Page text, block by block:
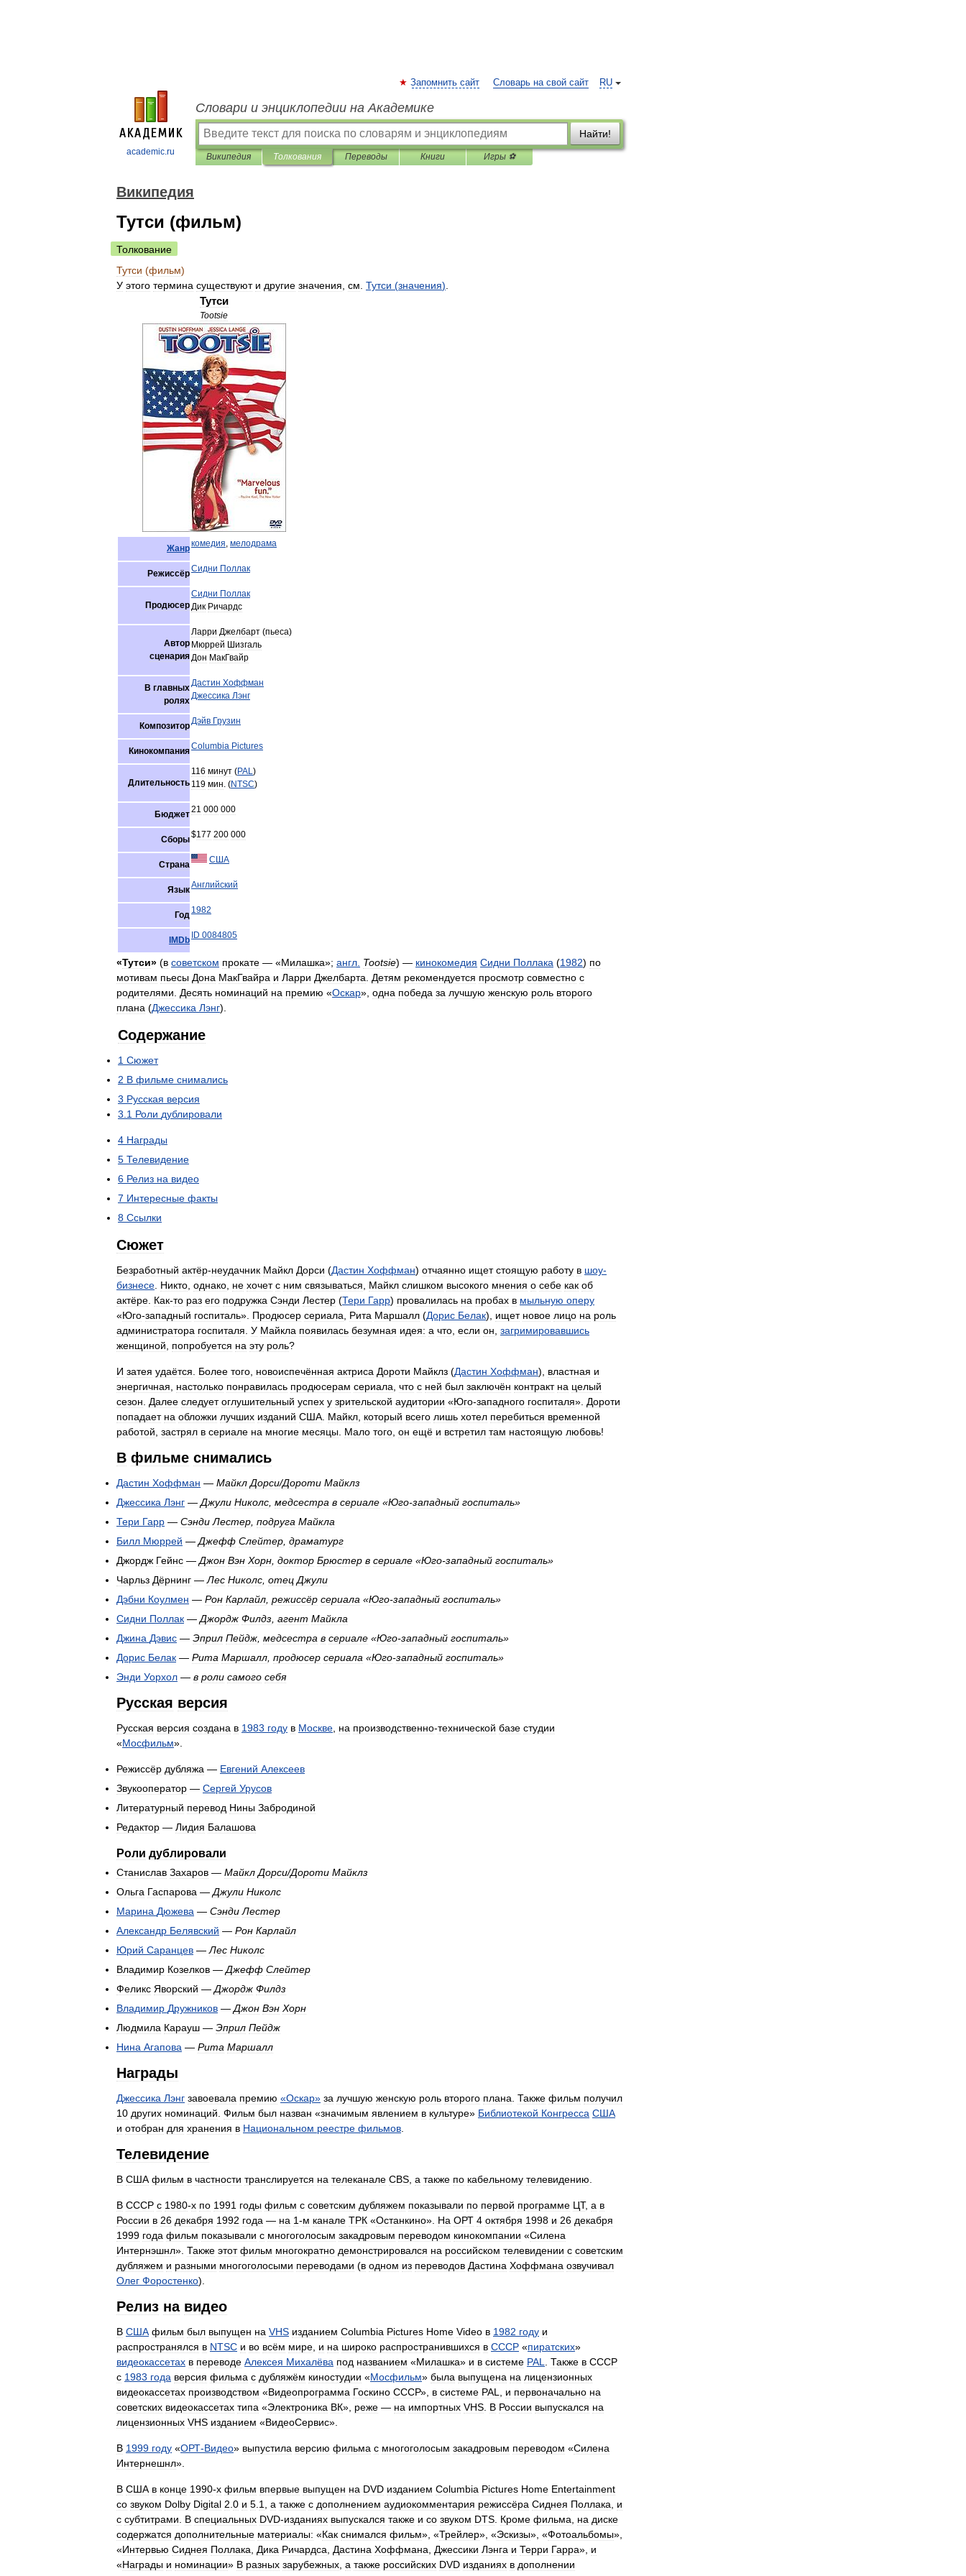
academic.ru
RU
Запомнить сайт Словарь на свой сайт
Словари и энциклопедии на Академике
Найти!
Википедия Толкования Переводы Книги Игры ⚽
Википедия
Тутси (фильм)
Толкование
Тутси (фильм)
У этого термина существуют и другие значения см Тутси (значения)
Тутси
Tootsie
Жанркомедия, мелодрама
РежиссёрСидни Поллак
Продюсер
Сидни Поллак
Дик Ричардс
Автор
сценария
Ларри Джелбарт (пьеса)
Мюррей Шизгаль
Дон МакГвайр
В главных
ролях
Дастин Хоффман
Джессика Лэнг
КомпозиторДэйв Грузин
КинокомпанияColumbia Pictures
Длительность
116 минут (PAL)
119 мин. (NTSC)
Бюджет21 000 000
Сборы$177 200 000
Страна США
ЯзыкАнглийский
Год 1982
IMDb ID 0084805
«Тутси» (в советском прокате — «Милашка»; англ Tootsie) — кинокомедия Сидни Поллака (1982) по
мотивам пьесы Дона МакГвайра и Ларри Джелбарта Детям рекомендуется просмотр совместно с
родителями
Десять номинаций на премию «Оскар», одна победа за лучшую женскую роль второго
плана (Джессика Лэнг).
Содержание
1 Сюжет
2 В фильме снимались
3 Русская версия
3 1 Роли дублировали
4 Награды
5 Телевидение
6 Релиз на видео
7 Интересные факты
8 Ссылки
Сюжет
Безработный актёр-неудачник Майкл Дорси (Дастин Хоффман) отчаянно ищет стоящую работу в шоу-
бизнесе Никто однако не хочет с ним связываться Майкл слишком высокого мнения о себе как об
актёре Как-то раз его подружка Сэнди Лестер (Тери Гарр) провалилась на пробах в мыльную оперу
«Юго-западный госпиталь». Продюсер сериала Рита Маршалл (Дорис Белак), ищет новое лицо на роль
администратора госпиталя У Майкла появилась безумная идея: а что если он загримировавшись
женщиной
попробуется на эту роль?
И затея удаётся Более того новоиспечённая актриса Дороти Майклз (Дастин Хоффман), властная и
энергичная
настолько понравилась продюсерам сериала что с ней был заключён контракт на целый
сезон
Далее следует оглушительный успех у зрительской аудитории «Юго-западного госпиталя». Дороти
попадает на обложки лучших изданий США Майкл который всего лишь хотел перебиться временной
работой застрял в сериале на многие месяцы Мало того он ещё и встретил там настоящую любовь!
В фильме снимались
Дастин Хоффман — Майкл Дорси/Дороти Майклз
Джессика Лэнг — Джули Николс медсестра в сериале «Юго-западный госпиталь»
Тери Гарр — Сэнди Лестер подруга Майкла
Билл Мюррей — Джефф Слейтер драматург
Джордж Гейнс — Джон Вэн Хорн доктор Брюстер в сериале «Юго-западный госпиталь»
Чарльз Дёрнинг — Лес Николс отец Джули
Дэбни Коулмен — Рон Карлайл режиссёр сериала «Юго-западный госпиталь»
Сидни Поллак — Джордж Филдз агент Майкла
Джина Дэвис — Эприл Пейдж медсестра в сериале «Юго-западный госпиталь»
Дорис Белак — Рита Маршалл продюсер сериала «Юго-западный госпиталь»
Энди Уорхол — в роли самого себя
Русская версия
Русская версия создана в 1983 году в Москве на производственно-технической базе студии
«Мосфильм».
Режиссёр дубляжа — Евгений Алексеев
Звукооператор — Сергей Урусов
Литературный перевод Нины Забродиной
Редактор — Лидия Балашова
Роли дублировали
Станислав Захаров — Майкл Дорси/Дороти Майклз
Ольга Гаспарова — Джули Николс
Марина Дюжева — Сэнди Лестер
Александр Белявский — Рон Карлайл
Юрий Саранцев — Лес Николс
Владимир Козелков — Джефф Слейтер
Феликс Яворский — Джордж Филдз
Владимир Дружников — Джон Вэн Хорн
Людмила Карауш — Эприл Пейдж
Нина Агапова — Рита Маршалл
Награды
Джессика Лэнг завоевала премию «Оскар» за лучшую женскую роль второго плана Также фильм получил
10 других номинаций Фильм был назван «значимым явлением в культуре» Библиотекой Конгресса США
и отобран для хранения в Национальном реестре фильмов
Телевидение
В США фильм в частности транслируется на телеканале CBS а также по кабельному телевидению
В СССР с 1980-х по 1991 годы фильм с советским дубляжем показывали по первой программе ЦТ, а в
России в 26 декабря 1992 года — на 1-м канале ТРК «Останкино». На ОРТ 4 октября 1998 и 26 декабря
1999 года фильм показывали с многоголосым закадровым переводом кинокомпании «Силена
Интернэшнл». Также этот фильм многократно демонстрировался на российском телевидении с советским
дубляжем и разными многоголосыми переводами (в одном из переводов Дастина Хоффмана озвучивал
Олег Форостенко).
Релиз на видео
В США фильм был выпущен на VHS изданием Columbia Pictures Home Video в 1982 году и
распространялся в NTSC и во всём мире и на широко распространившихся в СССР «пиратских»
видеокассетах в переводе Алексея Михалёва под названием «Милашка» и в системе PAL Также в СССР
с 1983 года версия фильма с дубляжём киностудии «Мосфильм» была выпущена на лицензионных
видеокассетах производством «Видеопрограмма Госкино СССР», в системе PAL и первоначально на
советских видеокассетах типа «Электроника ВК», реже — на импортных VHS В России выпускался на
лицензионных VHS изданием «ВидеоСервис».
В 1999 году «ОРТ-Видео» выпустила версию фильма с многоголосым закадровым переводом «Силена
Интернешнл».
В США в конце 1990-х фильм впервые выпущен на DVD изданием Columbia Pictures Home Entertainment
со звуком Dolby Digital 2 0 и 5 1 а также с дополнением аудиокомментария режиссёра Сиднея Поллака
и
с субтитрами В специальных DVD-изданиях выпускался также и со звуком DTS Кроме фильма на диске
содержатся дополнительные материалы: «Как снимался фильм», «Трейлер», «Эскизы», «Фотоальбомы»,
«Интервью Сиднея Поллака Дика Ричардса Дастина Хоффмана Джессики Лэнга и Терри Гарра», и
«Награды и номинации» В разных зарубежных а также российских DVD изданиях в дополнении